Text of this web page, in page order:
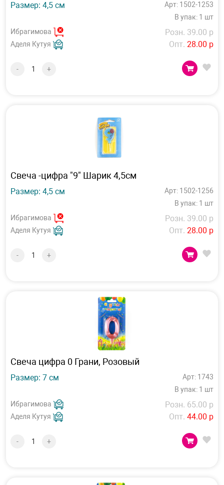
Размер: 4,5 см
Арт: 1502-1253
В упак: 1 шт
Ибрагимова
Аделя Кутуя
Розн. 39.00 р
Опт. 28.00 р
- +
Свеча -цифра "9" Шарик 4,5см
Размер: 4,5 см
Арт: 1502-1256
В упак: 1 шт
Ибрагимова
Аделя Кутуя
Розн. 39.00 р
Опт. 28.00 р
- +
Свеча цифра 0 Грани, Розовый
Размер: 7 см
Арт: 1743
В упак: 1 шт
Ибрагимова
Аделя Кутуя
Розн. 65.00 р
Опт. 44.00 р
- +